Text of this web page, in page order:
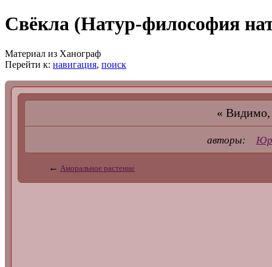
Свёкла (Натур-философия
Материал из Ханограф
Перейти к: навигация, поиск
« Видимо,
авторы:
← Аморальное растение